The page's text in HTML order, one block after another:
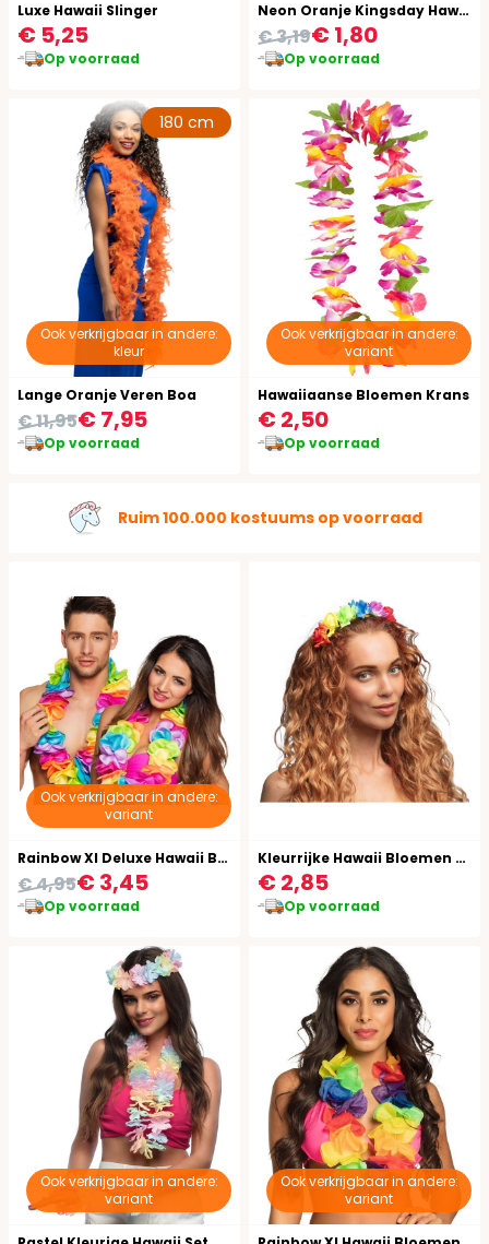
Luxe Hawaii Slinger
€ 5,25
Op voorraad
Neon Oranje Kingsday Hawaii Krans
€ 1,80
€ 3,19
Op voorraad
Ook verkrijgbaar in andere:
kleur
180 cm
Lange Oranje Veren Boa
€ 7,95
€ 11,95
Op voorraad
Ook verkrijgbaar in andere:
variant
Hawaiiaanse Bloemen Krans
€ 2,50
Op voorraad
Ruim 100.000 kostuums op voorraad
Ook verkrijgbaar in andere:
variant
Rainbow Xl Deluxe Hawaii Bloemen Slinger
€ 3,45
€ 4,95
Op voorraad
Kleurrijke Hawaii Bloemen Tiara Haarband
€ 2,85
Op voorraad
Ook verkrijgbaar in andere:
variant
Ook verkrijgbaar in andere:
variant